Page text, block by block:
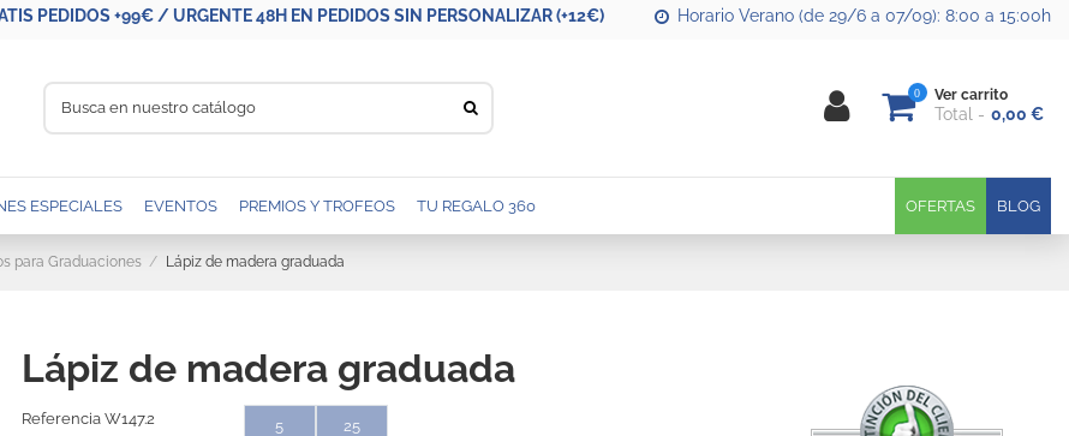
PEDIDOS +99€ / URGENTE 48H EN PEDIDOS SIN PERSONALIZAR (+12€) Horario Verano (de 29/6 a 07/09): 8:00 a 15:00h
0 Ver carrito
Total 0,00 €
ESPECIALES EVENTOS PREMIOS Y TROFEOS BLOG
TU REGALO 360 OFERTAS
para Graduaciones Lápiz de madera graduada
Lápiz de madera graduada
Referencia W147.2 5 25